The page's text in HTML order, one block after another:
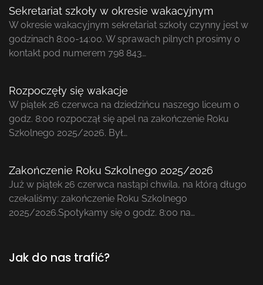
Sekretariat szkoły w okresie wakacyjnym
W okresie wakacyjnym sekretariat szkoły czynny jest w
godzinach 8:00-14:00. W sprawach pilnych prosimy o
kontakt pod numerem 798 843…
Rozpoczęły się wakacje
W piątek 26 czerwca na dziedzińcu naszego liceum o
godz. 8:00 rozpoczął się apel na zakończenie Roku
Szkolnego 2025/2026. Był…
Zakończenie Roku Szkolnego 2025/2026
Już w piątek 26 czerwca nastąpi chwila, na którą długo
czekaliśmy: zakończenie Roku Szkolnego
2025/2026.Spotykamy się o godz. 8:00 na…
Jak do nas trafić?